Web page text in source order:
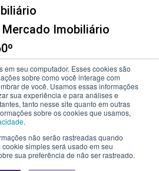
em seu computador. Esses cookies são
sobre como você interage com
de você. Usamos essas informações
sua experiência e para análises e
tanto nesse site quanto em outras
sobre os cookies que usamos,
.
não serão rastreadas quando
simples será usado em seu
sua preferência de não ser rastreado.
Imobiliário
de Imóveis